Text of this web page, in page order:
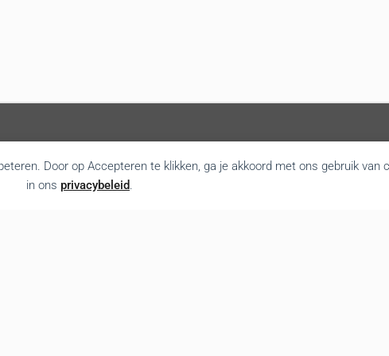
Door op Accepteren te klikken, ga je akkoord met ons gebruik van
in ons privacybeleid.